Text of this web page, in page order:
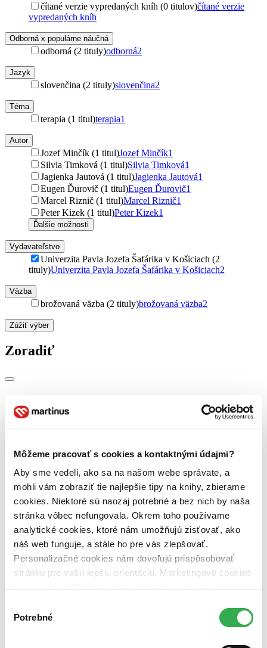
Môžeme pracovať s cookies a kontaktnými údajmi?
Aby sme vedeli, ako sa na našom webe správate, a
mohli vám zobraziť tie najlepšie tipy na knihy, zbierame
cookies. Niektoré sú naozaj potrebné a bez nich by naša
stránka vôbec nefungovala. Okrem toho používame
analytické cookies, ktoré nám umožňujú zisťovať, ako
náš web funguje, a stále ho pre vás zlepšovať.
Personalizačné cookies nám dovoľujú prispôsobovať
stránku pre vašu lepšiu orientáciu. Marketingové cookies
nám pomohlo, keby sme mohli používať všetky tieto
súhlasu
Potrebné
čítané verzie vypredaných kníh (0 titulov)čítané verzie
vypredaných kníh
Odborná x populárne náučná
odborná (2 tituly)odborná2
Jazyk
slovenčina (2 tituly)slovenčina2
Téma
terapia (1 titul)terapia1
Autor
Jozef Minčík (1 titul)Jozef Minčík1
Silvia Timková (1 titul)Silvia Timková1
Jagienka Jautová (1 titul)Jagienka Jautová1
Eugen Ďurovič (1 titul)Eugen Ďurovič1
Marcel Riznič (1 titul)Marcel Riznič1
Peter Kizek (1 titul)Peter Kizek1
Ďalšie možnosti
Vydavateľstvo
Univerzita Pavla Jozefa Šafárika v Košiciach (2
tituly)Univerzita Pavla Jozefa Šafárika v Košiciach2
Väzba
brožovaná väzba (2 tituly)brožovaná väzba2
Zúžiť výber
Zoradiť
Bestsellery
Top hodnotené
Novinky
Najlacnejšie
Najvyššia zľava
Použité filtre
Zrušiť filtre
Vydavateľstvo Univerzita Pavla Jozefa Šafárika v Košiciach